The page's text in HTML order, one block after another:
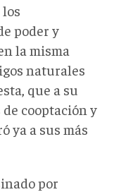
poder y
la misma
naturales
que a su
cooptación y
ya a sus más
por